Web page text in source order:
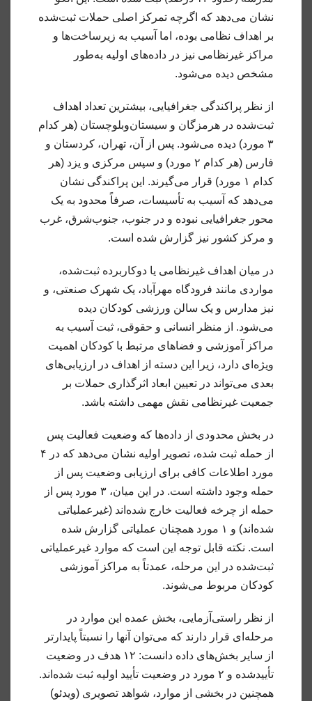
نشان می‌دهد که اگرچه تمرکز اصلی حملات ثبت‌شده
بر اهداف نظامی بوده، اما آسیب به زیرساخت‌ها و
مراکز غیرنظامی نیز در داده‌های اولیه به‌طور
مشخص دیده می‌شود.
از نظر پراکندگی جغرافیایی، بیشترین تعداد اهداف
ثبت‌شده در هرمزگان و سیستان‌و‌بلوچستان (هر کدام
۳ مورد) دیده می‌شود. پس از آن، تهران، کردستان و
فارس (هر کدام ۲ مورد) و سپس مرکزی و یزد (هر
کدام ۱ مورد) قرار می‌گیرند. این پراکندگی نشان
می‌دهد که آسیب به تأسیسات، صرفاً محدود به یک
محور جغرافیایی نبوده و در جنوب، جنوب‌شرق، غرب
و مرکز کشور نیز گزارش شده است.
در میان اهداف غیرنظامی یا دوکاربرده ثبت‌شده،
مواردی مانند فرودگاه مهرآباد، یک شهرک صنعتی، و
نیز مدارس و یک سالن ورزشی کودکان دیده
می‌شود. از منظر انسانی و حقوقی، ثبت آسیب به
مراکز آموزشی و فضاهای مرتبط با کودکان اهمیت
ویژه‌ای دارد، زیرا این دسته از اهداف در ارزیابی‌های
بعدی می‌تواند در تعیین ابعاد اثرگذاری حملات بر
جمعیت غیرنظامی نقش مهمی داشته باشد.
در بخش محدودی از داده‌ها که وضعیت فعالیت پس
از حمله ثبت شده، تصویر اولیه نشان می‌دهد که در ۴
مورد اطلاعات کافی برای ارزیابی وضعیت پس از
حمله وجود داشته است. در این میان، ۳ مورد پس از
حمله از چرخه فعالیت خارج شده‌اند (غیرعملیاتی
شده‌اند) و ۱ مورد همچنان عملیاتی گزارش شده
است. نکته قابل توجه این است که موارد غیرعملیاتی
ثبت‌شده در این مرحله، عمدتاً به مراکز آموزشی
کودکان مربوط می‌شوند.
از نظر راستی‌آزمایی، بخش عمده این موارد در
مرحله‌ای قرار دارند که می‌توان آنها را نسبتاً پایدارتر
از سایر بخش‌های داده دانست: ۱۲ هدف در وضعیت
تأییدشده و ۲ مورد در وضعیت تأیید اولیه ثبت شده‌اند.
همچنین در بخشی از موارد، شواهد تصویری (ویدئو)